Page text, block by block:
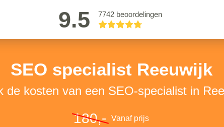
9.5 7742 beoordelingen
SEO specialist Reeuwijk
de kosten van een SEO-specialist in
180,- Vanaf prijs